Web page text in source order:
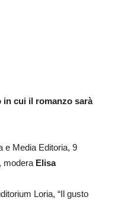
in cui il romanzo sarà
e Media Editoria, 9
modera Elisa
Loria, “Il gusto